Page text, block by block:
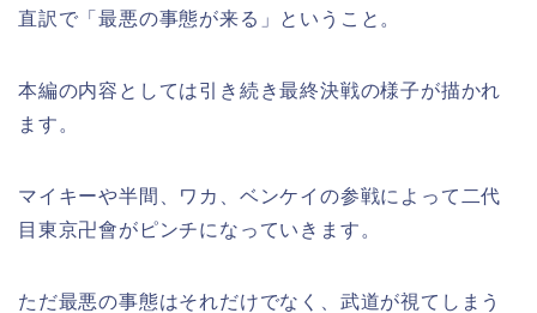
直訳で「最悪の事態が来る」ということ。
本編の内容としては引き続き最終決戦の様子が描かれ
ます。
マイキーや半間、ワカ、ベンケイの参戦によって二代
目東京卍會がピンチになっていきます。
ただ最悪の事態はそれだけでなく、武道が視てしまう